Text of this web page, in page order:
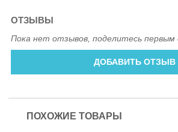
ОТЗЫВЫ
Пока нет отзывов, поделитесь первым
ДОБАВИТЬ ОТЗЫВ
ПОХОЖИЕ ТОВАРЫ